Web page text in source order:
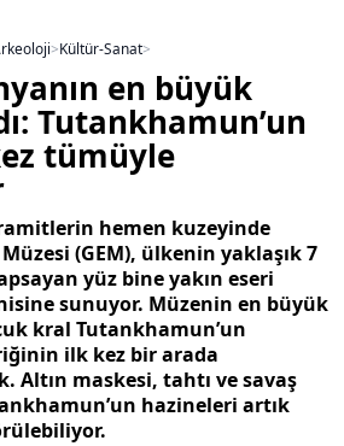
>Kültür-Sanat>
en büyük
Tutankhamun’un
tümüyle
hemen kuzeyinde
(GEM), ülkenin yaklaşık 7
yüz bine yakın eseri
sunuyor. Müzenin en büyük
kral Tutankhamun’un
ilk kez bir arada
Altın maskesi, tahtı ve savaş
hazineleri artık